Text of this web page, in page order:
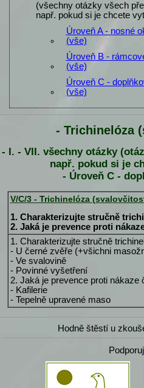
(všechny otázky všech
např. pokud si je chcete
Úroveň A - nosné
(vše)
Úroveň B -
(vše)
Úroveň C -
(vše)
- Trichinelóza
- I. - VII. všechny otázky
např. pokud si je
- Úroveň C -
V/C/3 - Trichinelóza
1. Charakterizujte stručně
2. Jaká je prevence proti
1. Charakterizujte stručně
- U černé zvěře (+všichni
- Ve svalovině
- Povinné vyšetření
2. Jaká je prevence proti nákaze
- Kafilerie
- Tepelně upravené maso
Hodně štěstí u